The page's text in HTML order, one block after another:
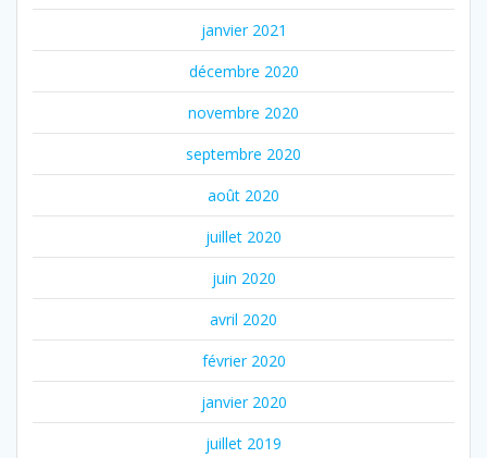
janvier 2021
décembre 2020
novembre 2020
septembre 2020
août 2020
juillet 2020
juin 2020
avril 2020
février 2020
janvier 2020
juillet 2019